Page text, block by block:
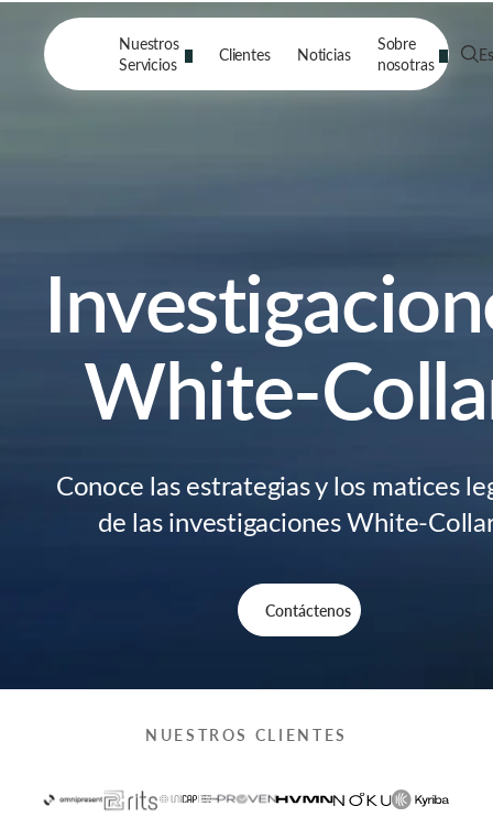
Nuestros
Servicios
Clientes Noticias
Sobre
nosotras
Es
White-
Conoce las estrategias y los matices
de las investigaciones White-
Contáctenos
NUESTROS CLIENTES